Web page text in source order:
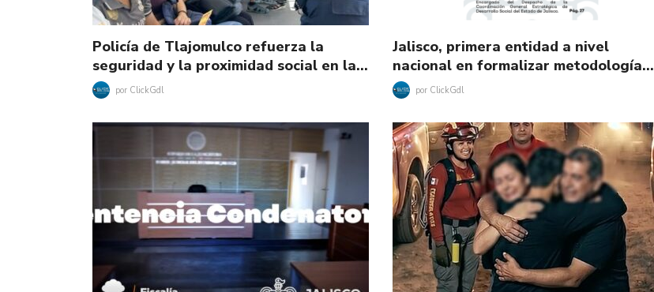
Policía de Tlajomulco refuerza la
seguridad y la proximidad social en la…
por ClickGdl
Jalisco, primera entidad a nivel
nacional en formalizar metodología…
por ClickGdl